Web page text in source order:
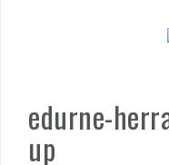
edurne-
up